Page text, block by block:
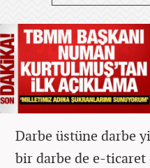
Darbe üstüne darbe
bir darbe de e-ticaret